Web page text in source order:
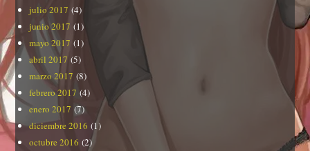
julio 2017 (4)
junio 2017 (1)
mayo 2017 (1)
abril 2017 (5)
marzo 2017 (8)
febrero 2017 (4)
enero 2017 (7)
diciembre 2016 (1)
octubre 2016 (2)